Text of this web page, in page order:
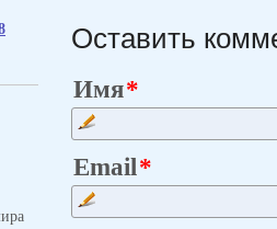
Оставить
Имя
Email